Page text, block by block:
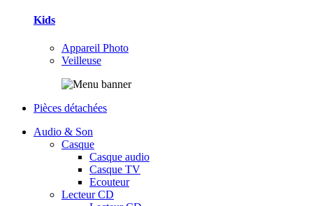
Kids
Appareil Photo
Veilleuse
Pièces détachées
Audio & Son
Casque
Casque audio
Casque TV
Ecouteur
Lecteur CD